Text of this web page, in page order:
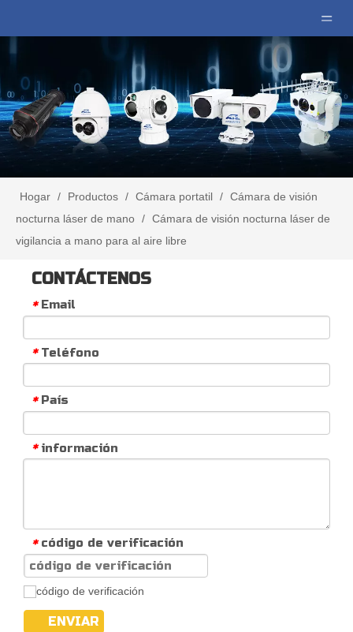
Hogar / Productos / Cámara portatil / Cámara de visión
nocturna láser de mano / Cámara de visión nocturna láser de
vigilancia a mano para al aire libre
CONTÁCTENOS
* Email
* Teléfono
* País
* información
* código de verificación
ENVIAR